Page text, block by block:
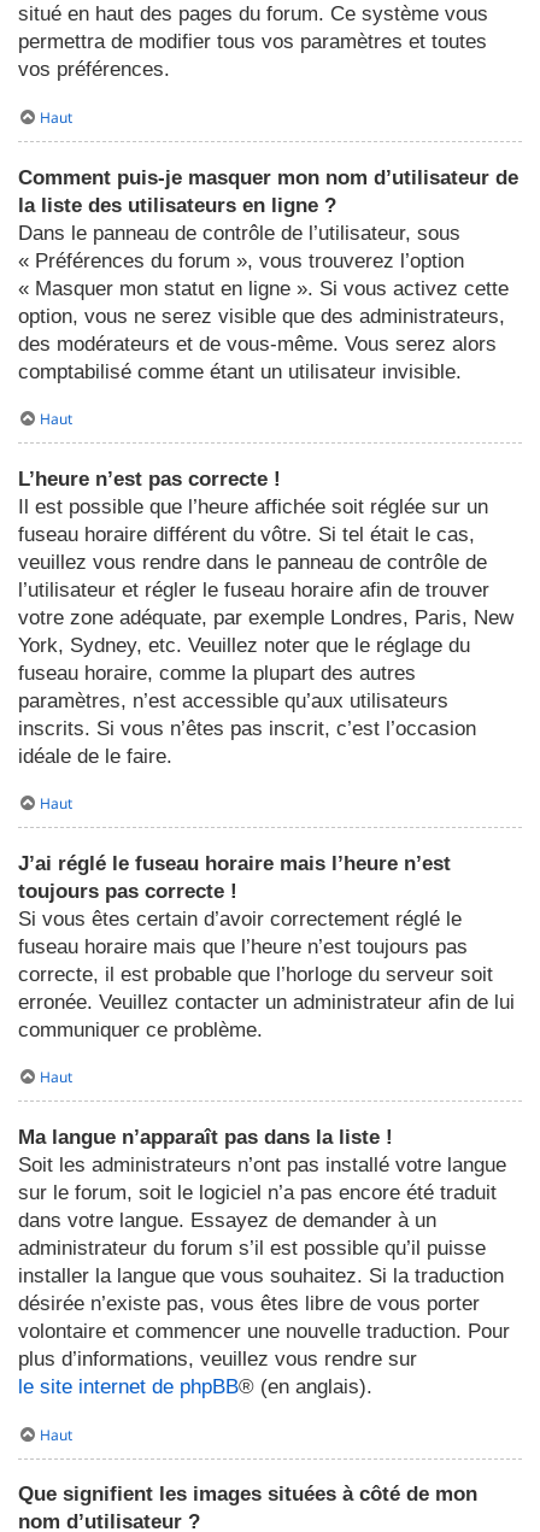
situé en haut des pages du forum. Ce système vous
permettra de modifier tous vos paramètres et toutes
vos préférences.
Haut
Comment puis-je masquer mon nom d’utilisateur de
la liste des utilisateurs en ligne ?
Dans le panneau de contrôle de l’utilisateur, sous
« Préférences du forum », vous trouverez l’option
« Masquer mon statut en ligne ». Si vous activez cette
option, vous ne serez visible que des administrateurs,
des modérateurs et de vous-même. Vous serez alors
comptabilisé comme étant un utilisateur invisible.
Haut
L’heure n’est pas correcte !
Il est possible que l’heure affichée soit réglée sur un
fuseau horaire différent du vôtre. Si tel était le cas,
veuillez vous rendre dans le panneau de contrôle de
l’utilisateur et régler le fuseau horaire afin de trouver
votre zone adéquate, par exemple Londres, Paris, New
York, Sydney, etc. Veuillez noter que le réglage du
fuseau horaire, comme la plupart des autres
paramètres, n’est accessible qu’aux utilisateurs
inscrits. Si vous n’êtes pas inscrit, c’est l’occasion
idéale de le faire.
Haut
J’ai réglé le fuseau horaire mais l’heure n’est
toujours pas correcte !
Si vous êtes certain d’avoir correctement réglé le
fuseau horaire mais que l’heure n’est toujours pas
correcte, il est probable que l’horloge du serveur soit
erronée. Veuillez contacter un administrateur afin de lui
communiquer ce problème.
Haut
Ma langue n’apparaît pas dans la liste !
Soit les administrateurs n’ont pas installé votre langue
sur le forum, soit le logiciel n’a pas encore été traduit
dans votre langue. Essayez de demander à un
administrateur du forum s’il est possible qu’il puisse
installer la langue que vous souhaitez. Si la traduction
désirée n’existe pas, vous êtes libre de vous porter
volontaire et commencer une nouvelle traduction. Pour
plus d’informations, veuillez vous rendre sur
le site internet de phpBB® (en anglais).
Haut
Que signifient les images situées à côté de mon
nom d’utilisateur ?